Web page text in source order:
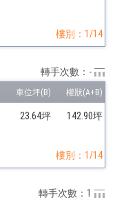
樓別：1/14
23.64坪 142.90坪
樓別：1/14
轉手次數：-
轉手次數：1